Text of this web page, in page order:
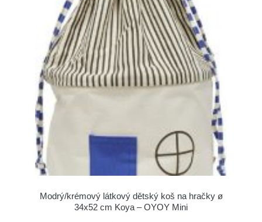
Modrý/krémový látkový dětský koš na hračky ø
34x52 cm Koya – OYOY Mini